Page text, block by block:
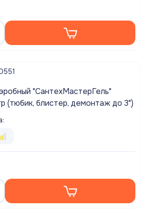
"СантехМастерГель"
(тюбик, блистер, демонтаж до 3")